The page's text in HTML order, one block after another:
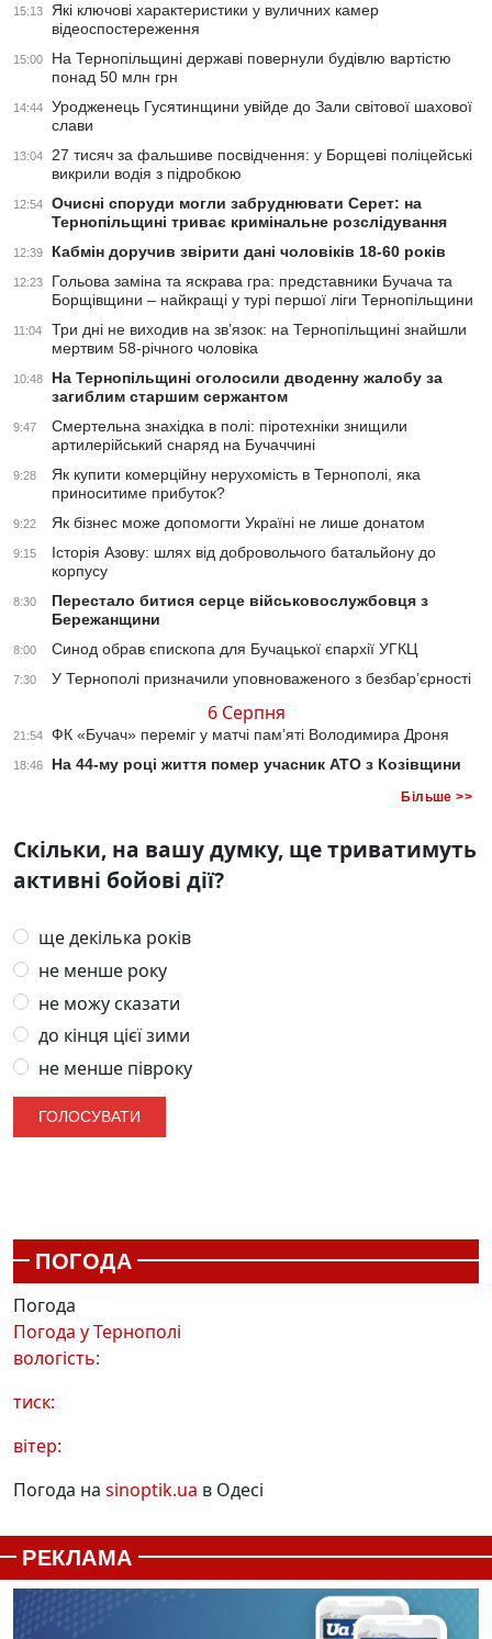
15:13
Які ключові характеристики у вуличних камер
відеоспостереження
15:00
На Тернопільщині державі повернули будівлю вартістю
понад 50 млн грн
14:44
Уродженець Гусятинщини увійде до Зали світової шахової
слави
13:04
27 тисяч за фальшиве посвідчення: у Борщеві поліцейські
викрили водія з підробкою
12:54
Очисні споруди могли забруднювати Серет: на
Тернопільщині триває кримінальне розслідування
12:39 Кабмін доручив звірити дані чоловіків 18-60 років
12:23
Гольова заміна та яскрава гра: представники Бучача та
Борщівщини – найкращі у турі першої ліги Тернопільщини
11:04
Три дні не виходив на зв’язок: на Тернопільщині знайшли
мертвим 58-річного чоловіка
10:48
На Тернопільщині оголосили дводенну жалобу за
загиблим старшим сержантом
9:47
Смертельна знахідка в полі: піротехніки знищили
артилерійський снаряд на Бучаччині
9:28
Як купити комерційну нерухомість в Тернополі, яка
приноситиме прибуток?
9:22 Як бізнес може допомогти Україні не лише донатом
9:15
Історія Азову: шлях від добровольчого батальйону до
корпусу
8:30
Перестало битися серце військовослужбовця з
Бережанщини
8:00 Синод обрав єпископа для Бучацької єпархії УГКЦ
7:30 У Тернополі призначили уповноваженого з безбар’єрності
6 Серпня
21:54 ФК «Бучач» переміг у матчі пам’яті Володимира Дроня
18:46 На 44-му році життя помер учасник АТО з Козівщини
Більше >>
Скільки, на вашу думку, ще триватимуть
активні бойові дії?
ще декілька років
не менше року
не можу сказати
до кінця цієї зими
не менше півроку
ПОГОДА
Погода
Погода уТернополі
вологість:
тиск:
вітер:
Погода на sinoptik.ua в Одесі
РЕКЛАМА